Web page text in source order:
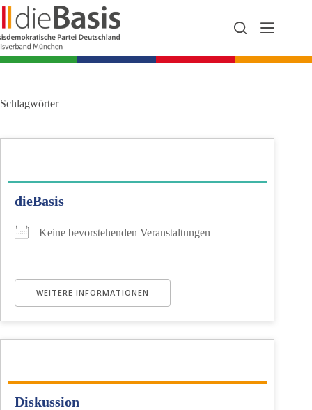
Zum
Inhalt
springen
Schlagwörter
dieBasis
Keine bevorstehenden Veranstaltungen
WEITERE INFORMATIONEN
Diskussion